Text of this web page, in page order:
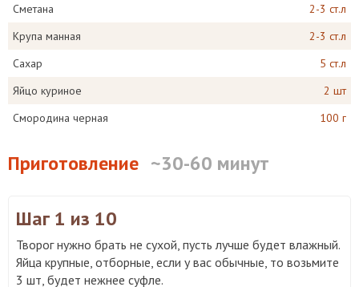
Сметана
2-3 ст.л
Крупа манная
2-3 ст.л
Сахар
5 ст.л
Яйцо куриное
2 шт
Смородина черная
100 г
Приготовление ~30-60 минут
Шаг 1 из 10
Творог нужно брать не сухой, пусть лучше будет влажный.
Яйца крупные, отборные, если у вас обычные, то возьмите
3 шт, будет нежнее суфле.